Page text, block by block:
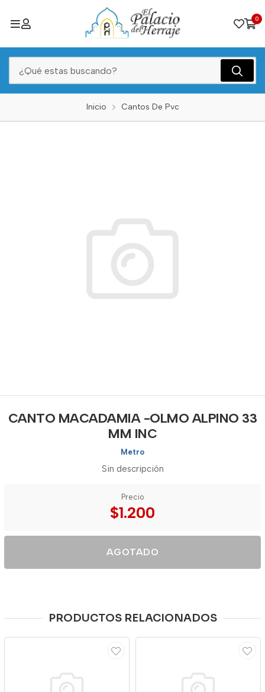
0
Inicio Cantos De Pvc
CANTO MACADAMIA -OLMO ALPINO 33
MM INC
Metro
Sin descripción
Precio
$1.200
AGOTADO
PRODUCTOS RELACIONADOS